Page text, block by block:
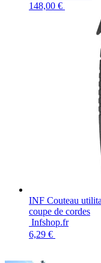
148,00 €
INF Couteau
coupe de cordes
Infshop.fr
6,29 €